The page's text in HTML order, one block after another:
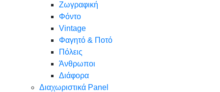
Ζωγραφική
Φόντο
Vintage
Φαγητό & Ποτό
Πόλεις
Άνθρωποι
Διάφορα
Διαχωριστικά Panel